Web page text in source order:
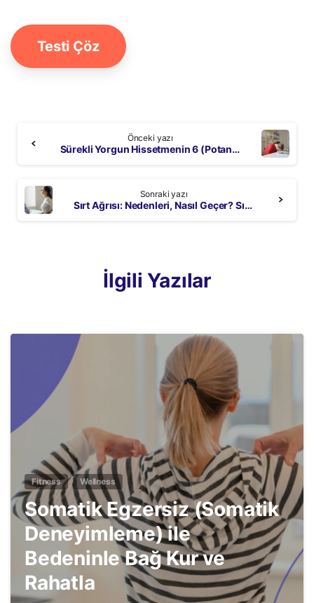
Testi Çöz
Reading
Önceki yazı
Sürekli Yorgun Hissetmenin 6 (Potansiyel) Sebebi
Sonraki yazı
Sırt Ağrısı: Nedenleri, Nasıl Geçer? Sırt Ağrısı Egzersizleri
İlgili Yazılar
Fitness Wellness
Somatik Egzersiz (Somatik
Deneyimleme) ile
Bedeninle Bağ Kur ve
Rahatla